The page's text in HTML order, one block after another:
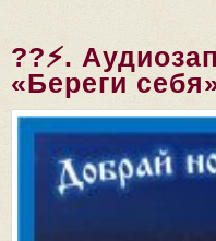
??⚡.
«Береги